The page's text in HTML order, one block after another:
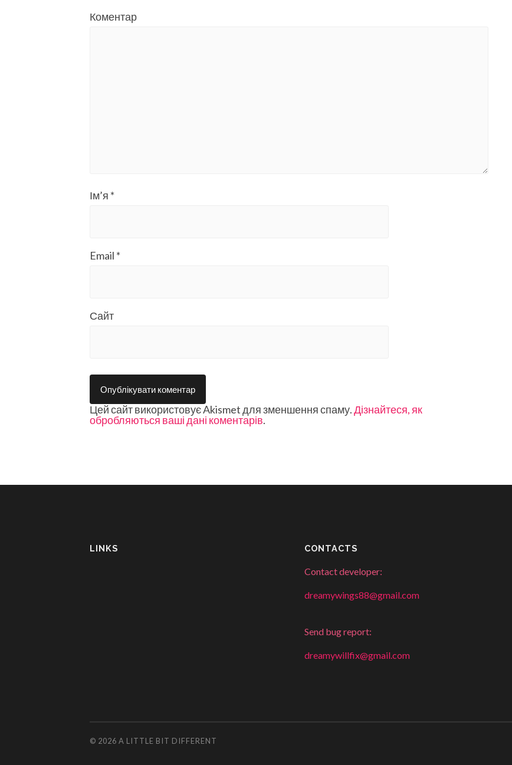
Коментар
Ім’я *
Email *
Сайт
Цей сайт використовує Akismet для зменшення спаму.Дізнайтеся, як
обробляються ваші дані коментарів.
LINKS CONTACTS
Contact developer:
dreamywings88@gmail.com
Send bug report:
dreamywillfix@gmail.com
© 2026 A LITTLE BIT DIFFERENT